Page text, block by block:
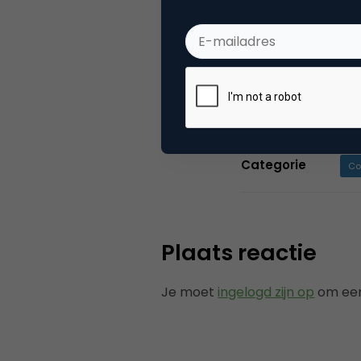
vakinformatie
associaties.
Shopper
Categorie
Plaats reactie
Je moet ingelogd zijn op om